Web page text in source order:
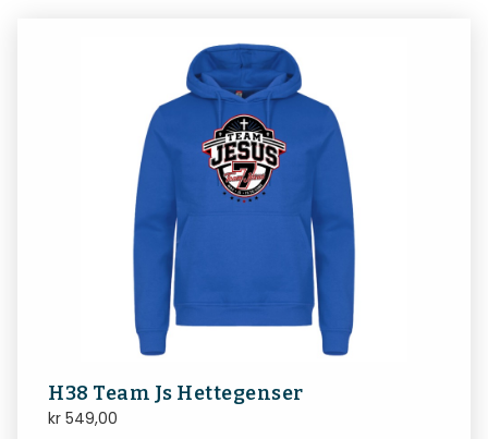
H38 Team Js Hettegenser
kr 549,00